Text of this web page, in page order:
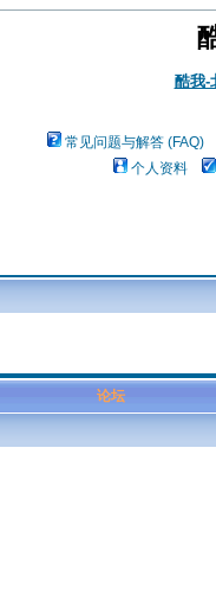
酷我-
常见问题与解答 (FAQ)
个人资料
论坛